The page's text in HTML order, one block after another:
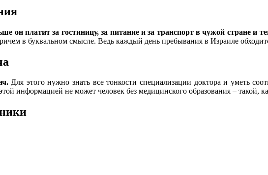
он платит за гостиницу, за питание и за транспорт в чужой стране и
в буквальном смысле. Ведь каждый день пребывания в Израиле
Для этого нужно знать все тонкости специализации доктора и уметь
информацией не может человек без медицинского образования – такой,